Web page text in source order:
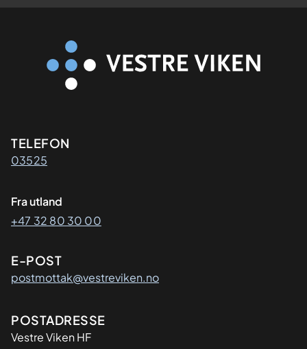
Kontaktinformasjon
TELEFON
03525
Fra utland
+47 32 80 30 00
E-POST
postmottak@vestreviken.no
Adresse
POSTADRESSE
Vestre Viken HF